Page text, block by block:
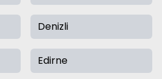
Denizli
Edirne